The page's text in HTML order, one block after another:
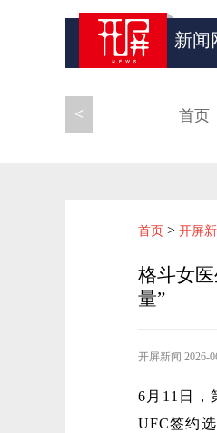
新闻
首页
<
首页 > 开屏
格斗女
量”
开屏新闻 2026-
6月11日，
UFC签约